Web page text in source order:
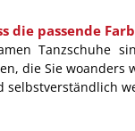
die passende
Tanzschuhe
die Sie woanders
selbstverständlich